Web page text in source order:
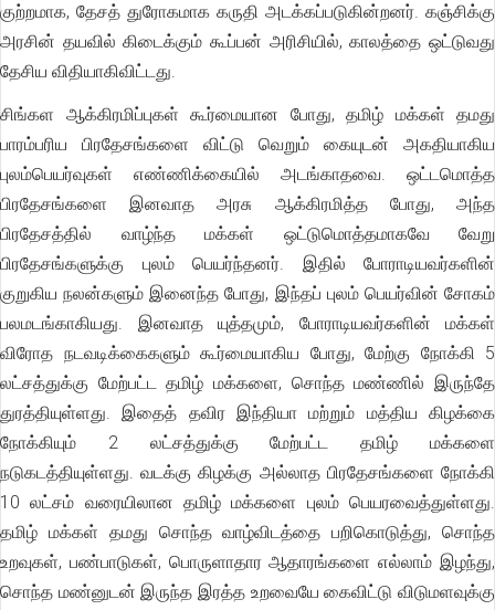
குற்றமாக, தேசத் துரோகமாக கருதி அடக்கப்படுகின்றனர். கஞ்சிக்கு
அரசின் தயவில் கிடைக்கும் கூப்பன் அரிசியில், காலத்தை ஒட்டுவது
தேசிய விதியாகிவிட்டது.
சிங்கள ஆக்கிரமிப்புகள் கூர்மையான போது, தமிழ் மக்கள் தமது
பாரம்பரிய பிரதேசங்களை விட்டு வெறும் கையுடன் அகதியாகிய
புலம்பெயர்வுகள் எண்ணிக்கையில் அடங்காதவை. ஒட்டமொத்த
பிரதேசங்களை இனவாத அரசு ஆக்கிரமித்த போது, அந்த
பிரதேசத்தில் வாழ்ந்த மக்கள் ஒட்டுமொத்தமாகவே வேறு
பிரதேசங்களுக்கு புலம் பெயர்ந்தனர். இதில் போராடியவர்களின்
குறுகிய நலன்களும் இனைந்த போது, இந்தப் புலம் பெயர்வின் சோகம்
பலமடங்காகியது. இனவாத யுத்தமும், போராடியவர்களின் மக்கள்
விரோத நடவடிக்கைகளும் கூர்மையாகிய போது, மேற்கு நோக்கி 5
லட்சத்துக்கு மேற்பட்ட தமிழ் மக்களை, சொந்த மண்ணில் இருந்தே
துரத்தியுள்ளது. இதைத் தவிர இந்தியா மற்றும் மத்திய கிழக்கை
நோக்கியும் 2 லட்சத்துக்கு மேற்பட்ட தமிழ் மக்களை
நடுகடத்தியுள்ளது. வடக்கு கிழக்கு அல்லாத பிரதேசங்களை நோக்கி
10 லட்சம் வரையிலான தமிழ் மக்களை புலம் பெயரவைத்துள்ளது.
தமிழ் மக்கள் தமது சொந்த வாழ்விடத்தை பறிகொடுத்து, சொந்த
உறவுகள், பண்பாடுகள், பொருளாதார ஆதாரங்களை எல்லாம் இழந்து,
சொந்த மண்னுடன் இருந்த இரத்த உறவையே கைவிட்டு விடுமளவுக்கு